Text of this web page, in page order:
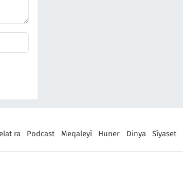
ra Podcast Meqaleyî Huner Dinya Sîyaset